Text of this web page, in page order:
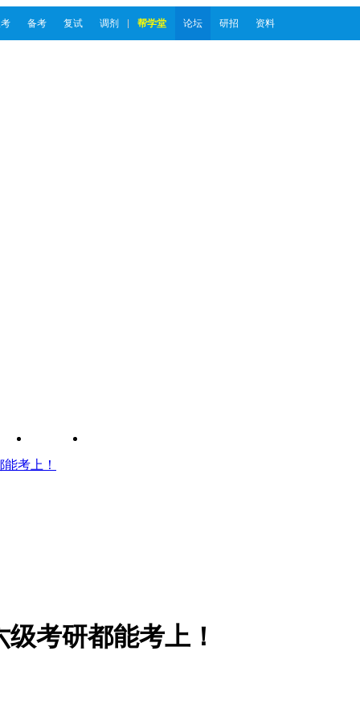
备考 复试 调剂 帮学堂 论坛 研招 资料
考上！
考研都能考上！